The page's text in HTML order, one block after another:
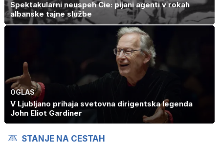
Spektakularni neuspeh Cie: pijani agenti v rokah
albanske tajne službe
OGLAS
V Ljubljano prihaja svetovna dirigentska legenda
John Eliot Gardiner
STANJE NA CESTAH